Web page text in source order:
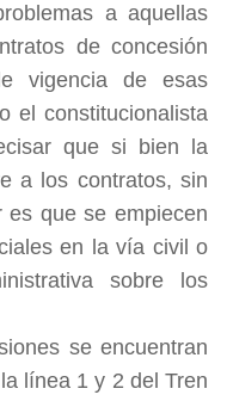
a aquellas
de concesión
vigencia de esas
el constitucionalista
que si bien la
a los contratos, sin
que se empiecen
en la vía civil o
sobre los
se encuentran
línea 1 y 2 del Tren